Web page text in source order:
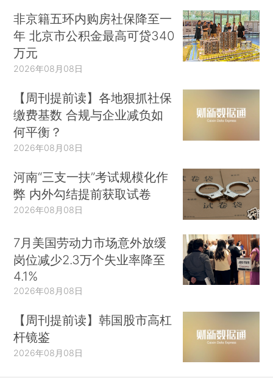
非京籍五环内购房社保降至一
年 北京市公积金最高可贷340
万元
2026年08月08日
【周刊提前读】各地狠抓社保
缴费基数 合规与企业减负如
何平衡？
2026年08月08日
河南“三支一扶”考试规模化作
弊 内外勾结提前获取试卷
2026年08月08日
7月美国劳动力市场意外放缓
岗位减少2.3万个失业率降至
4.1%
2026年08月08日
【周刊提前读】韩国股市高杠
杆镜鉴
2026年08月08日